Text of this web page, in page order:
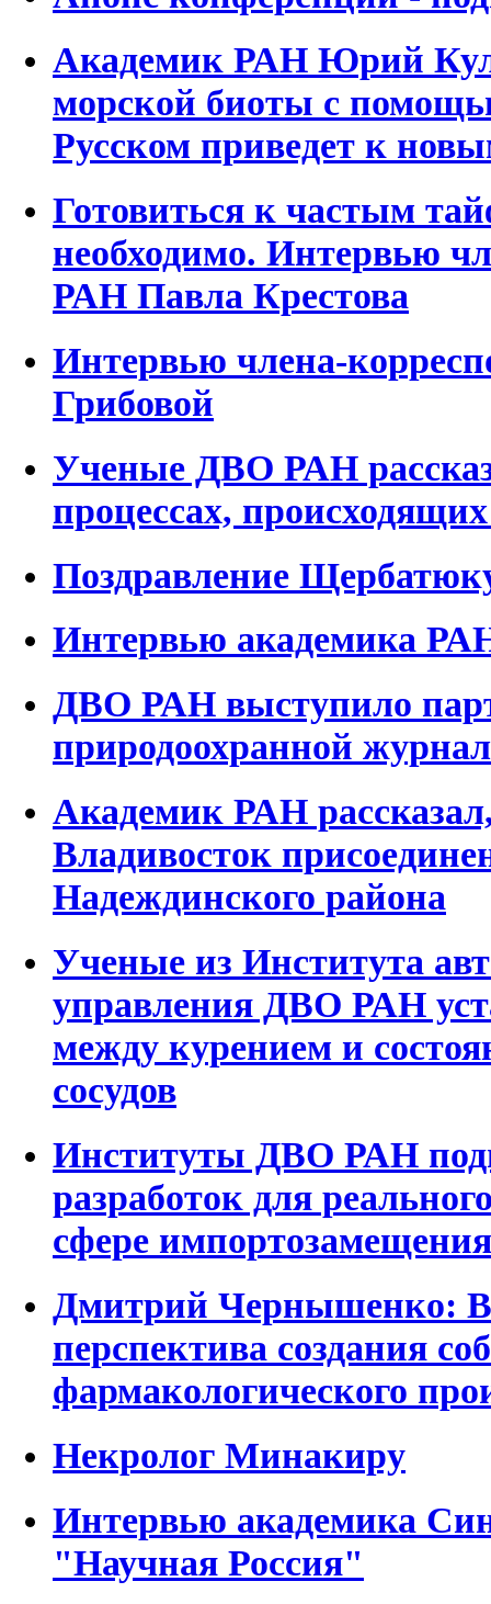
Академик РАН Юрий
морской биоты с
Русском приведет к
Готовиться к частым
необходимо. Интервью
РАН Павла Крестова
Интервью члена-
Грибовой
Ученые ДВО РАН
процессах,
Поздравление
Интервью академика
ДВО РАН выступило
природоохранной
Академик РАН
Владивосток
Надеждинского района
Ученые из Института
управления ДВО РАН
между курением и
сосудов
Институты ДВО РАН
разработок для
сфере импортозамещения
Дмитрий Чернышенко: В
перспектива создания
фармакологического
Некролог Минакиру
Интервью академика
"Научная Россия"